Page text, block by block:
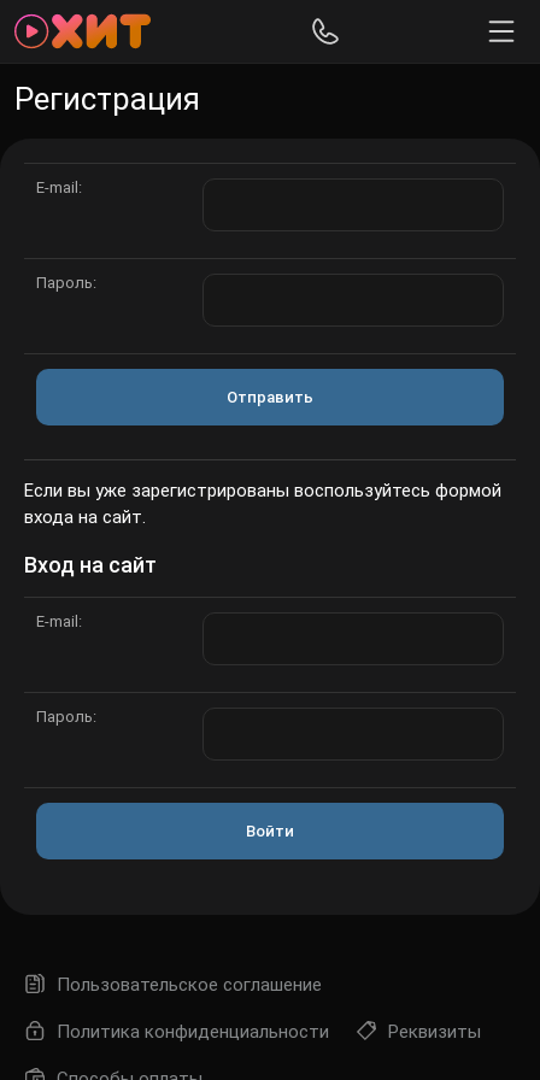
Регистрация
E-mail:
Пароль:
Отправить
Если вы уже зарегистрированы воспользуйтесь формой
входа на сайт.
Вход на сайт
E-mail:
Пароль:
Войти
Пользовательское соглашение
Политика конфиденциальности Реквизиты